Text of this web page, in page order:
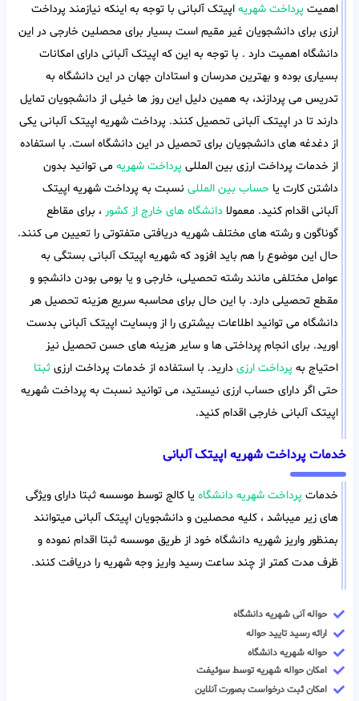
اهمیت پرداخت شهریه اپیتک آلبانی با توجه به اینکه نیازمند پرداخت
ارزی برای دانشجویان غیر مقیم است بسیار برای محصلین خارجی در این
دانشگاه اهمیت دارد . با توجه به این که اپیتک آلبانی دارای امکانات
بسیاری بوده و بهترین مدرسان و استادان جهان در این دانشگاه به
تدریس می پردازند، به همین دلیل این روز ها خیلی از دانشجویان تمایل
دارند تا در اپیتک آلبانی تحصیل کنند. پرداخت شهریه اپیتک آلبانی یکی
از دغدغه های دانشجویان برای تحصیل در این دانشگاه است. با استفاده
از خدمات پرداخت ارزی بین المللی پرداخت شهریه می توانید بدون
داشتن کارت یا حساب بین المللی نسبت به پرداخت شهریه اپیتک
آلبانی اقدام کنید. معمولا دانشگاه های خارج از کشور ، برای مقاطع
گوناگون و رشته های مختلف شهریه دریافتی متفتوتی را تعیین می کنند.
حال این موضوع را هم باید افزود که شهریه اپیتک آلبانی بستگی به
عوامل مختلفی مانند رشته تحصیلی، خارجی و یا بومی بودن دانشجو و
مقطع تحصیلی دارد. با این حال برای محاسبه سریع هزینه تحصیل هر
دانشگاه می توانید اطلاعات بیشتری را از وبسایت اپیتک آلبانی بدست
اورید. برای انجام پرداختی ها و سایر هزینه های حسن تحصیل نیز
احتیاج به پرداخت ارزی دارید. با استفاده از خدمات پرداخت ارزی ثبتا
حتی اگر دارای حساب ارزی نیستید، می توانید نسبت به پرداخت شهریه
اپیتک آلبانی خارجی اقدام کنید.
خدمات پرداخت شهریه اپیتک آلبانی
خدمات پرداخت شهریه دانشگاه یا کالج توسط موسسه ثبتا دارای ویژگی
های زیر میباشد ، کلیه محصلین و دانشجویان اپیتک آلبانی میتوانند
بمنظور واریز شهریه دانشگاه خود از طریق موسسه ثبتا اقدام نموده و
ظرف مدت کمتر از چند ساعت رسید واریز وجه شهریه را دریافت کنند.
حواله آنی شهریه دانشگاه
ارائه رسید تایید حواله
حواله شهریه دانشگاه
امکان حواله شهریه توسط سوئیفت
امکان ثبت درخواست بصورت آنلاین